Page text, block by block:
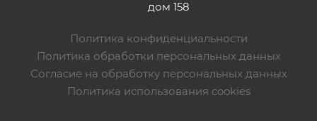
дом 158
Политика конфиденциальности
Политика обработки персональных данных
Согласие на обработку персональных данных
Политика использования cookies